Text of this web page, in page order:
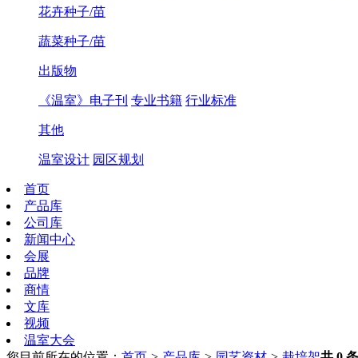
花卉种子/苗
蔬菜种子/苗
出版物
《温室》电子刊 专业书籍 行业标准
其他
温室设计 园区规划
首页
产品库
公司库
新闻中心
会展
品牌
商情
文库
视频
温室大会